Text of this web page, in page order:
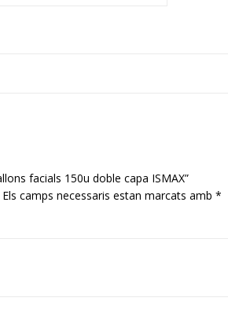
facials 150u doble capa ISMAX”
Els camps necessaris estan marcats amb *